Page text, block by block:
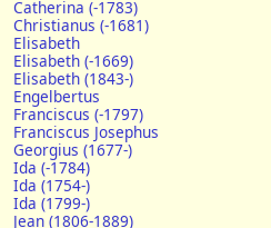
Catherina (-1783)
Christianus (-1681)
Elisabeth
Elisabeth (-1669)
Elisabeth (1843-)
Engelbertus
Franciscus (-1797)
Franciscus Josephus
Georgius (1677-)
Ida (-1784)
Ida (1754-)
Ida (1799-)
Jean (1806-1889)